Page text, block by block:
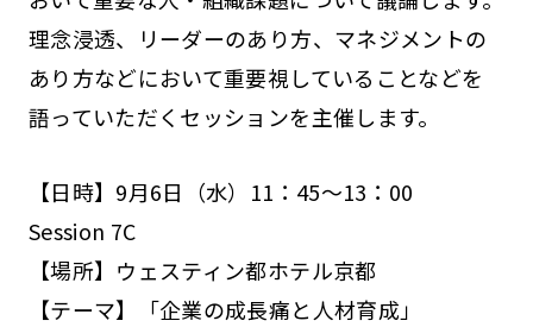
理念浸透、リーダーのあり方、マネジメントの
あり方などにおいて重要視していることなどを
語っていただくセッションを主催します。
【日時】9月6日（水）11：45～13：00
Session 7C
【場所】ウェスティン都ホテル京都
【テーマ】「企業の成長痛と人材育成」